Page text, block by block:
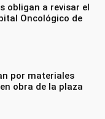
obligan a revisar el
Oncológico de
por materiales
obra de la plaza